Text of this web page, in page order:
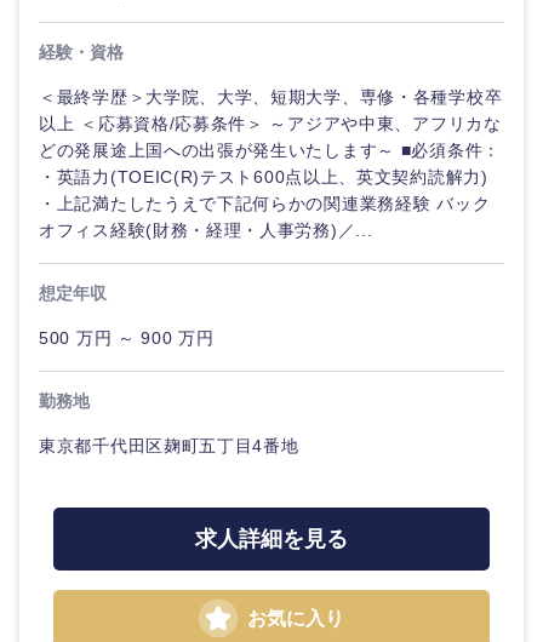
経験・資格
＜最終学歴＞大学院、大学、短期大学、専修・各種学校卒
以上 ＜応募資格/応募条件＞ ～アジアや中東、アフリカな
どの発展途上国への出張が発生いたします～ ■必須条件：
・英語力(TOEIC(R)テスト600点以上、英文契約読解力)
・上記満たしたうえで下記何らかの関連業務経験 バック
オフィス経験(財務・経理・人事労務)／...
想定年収
500 万円 ～ 900 万円
勤務地
東京都千代田区麹町五丁目4番地
求人詳細を見る
お気に入り